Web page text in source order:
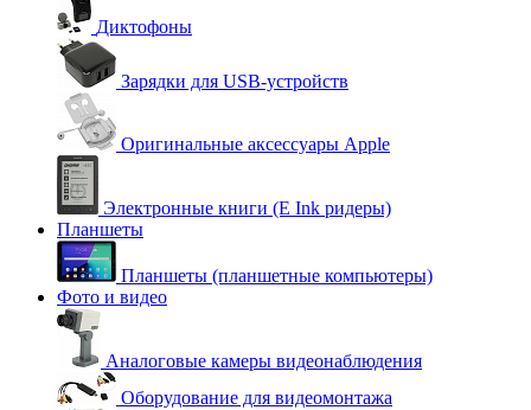
Диктофоны
Зарядки для USB-устройств
Оригинальные аксессуары Apple
Электронные книги (E Ink ридеры)
Планшеты
Планшеты (планшетные компьютеры)
Фото и видео
Аналоговые камеры видеонаблюдения
Оборудование для видеомонтажа